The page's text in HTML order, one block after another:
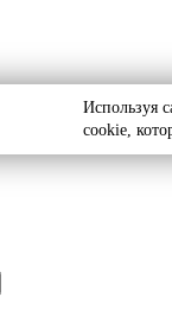
Используя
cookie,